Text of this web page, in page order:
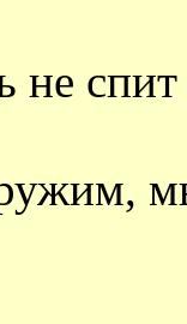
не